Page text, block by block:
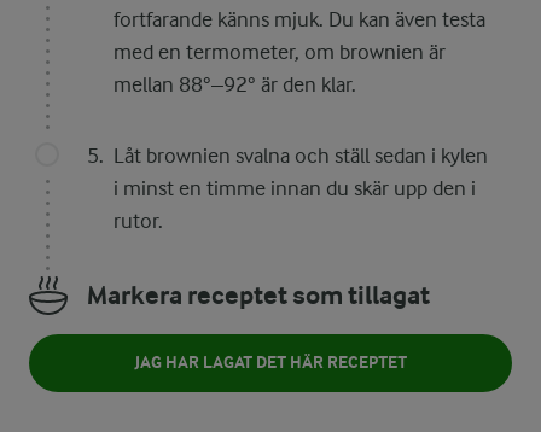
fortfarande känns mjuk. Du kan även testa
med en termometer, om brownien är
mellan 88°–92° är den klar.
Låt brownien svalna och ställ sedan i kylen
i minst en timme innan du skär upp den i
rutor.
Markera receptet som tillagat
JAG HAR LAGAT DET HÄR RECEPTET